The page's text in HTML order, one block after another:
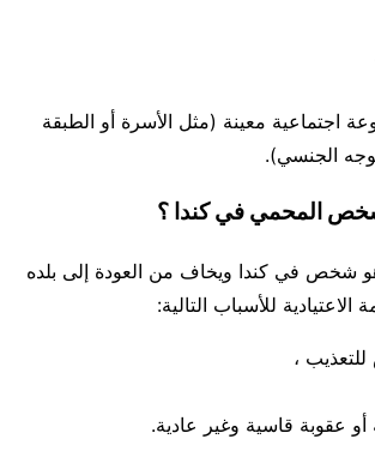
اجتماعية معينة (مثل الأسرة أو الطبقة
الجنسي).
المحمي في كندا ؟
شخص في كندا ويخاف من العودة إلى بلده
الاعتيادية للأسباب التالية:
،
عقوبة قاسية وغير عادية.